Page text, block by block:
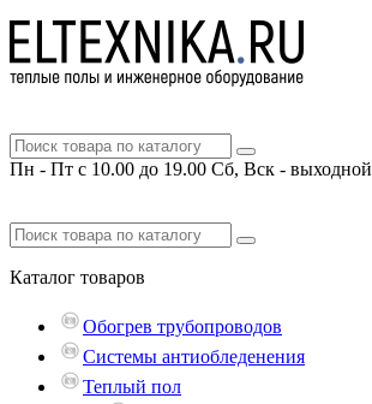
Пн - Пт с 10.00 до 19.00 Сб, Вск - выходной
Каталог товаров
Обогрев трубопроводов
Системы антиобледенения
Теплый пол